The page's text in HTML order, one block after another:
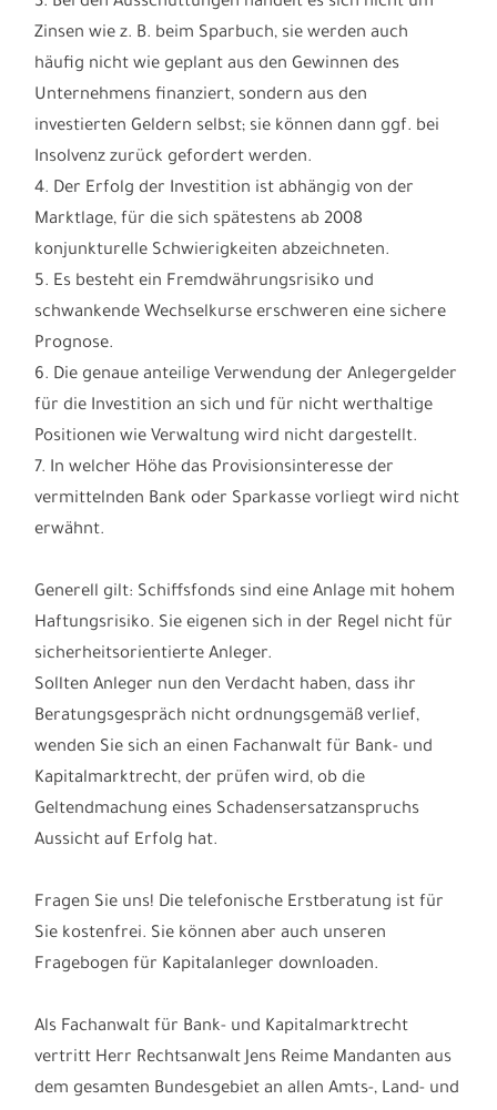
Anleger unmöglich machen, kurzfristig auf
Marktveränderungen zu reagieren.
3. Bei den Ausschüttungen handelt es sich nicht um
Zinsen wie z. B. beim Sparbuch, sie werden auch
häufig nicht wie geplant aus den Gewinnen des
Unternehmens finanziert, sondern aus den
investierten Geldern selbst; sie können dann ggf. bei
Insolvenz zurück gefordert werden.
4. Der Erfolg der Investition ist abhängig von der
Marktlage, für die sich spätestens ab 2008
konjunkturelle Schwierigkeiten abzeichneten.
5. Es besteht ein Fremdwährungsrisiko und
schwankende Wechselkurse erschweren eine sichere
Prognose.
6. Die genaue anteilige Verwendung der Anlegergelder
für die Investition an sich und für nicht werthaltige
Positionen wie Verwaltung wird nicht dargestellt.
7. In welcher Höhe das Provisionsinteresse der
erwähnt.
Generell gilt: Schiffsfonds sind eine Anlage mit hohem
Haftungsrisiko. Sie eigenen sich in der Regel nicht für
sicherheitsorientierte Anleger.
Sollten Anleger nun den Verdacht haben, dass ihr
Beratungsgespräch nicht ordnungsgemäß verlief,
wenden Sie sich an einen Fachanwalt für Bank- und
Kapitalmarktrecht, der prüfen wird, ob die
Aussicht auf Erfolg hat.
Fragen Sie uns! Die telefonische Erstberatung ist für
Fragebogen für Kapitalanleger downloaden.
Als Fachanwalt für Bank- und Kapitalmarktrecht